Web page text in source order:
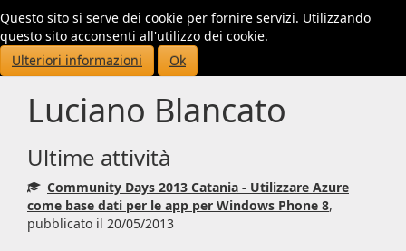
Questo sito si serve dei cookie per fornire servizi. Utilizzando
questo sito acconsenti all'utilizzo dei cookie.
Ulteriori informazioni
Ok
Luciano Blancato
Ultime attività
Community Days 2013 Catania - Utilizzare Azure
come base dati per le app per Windows Phone 8,
pubblicato il 20/05/2013